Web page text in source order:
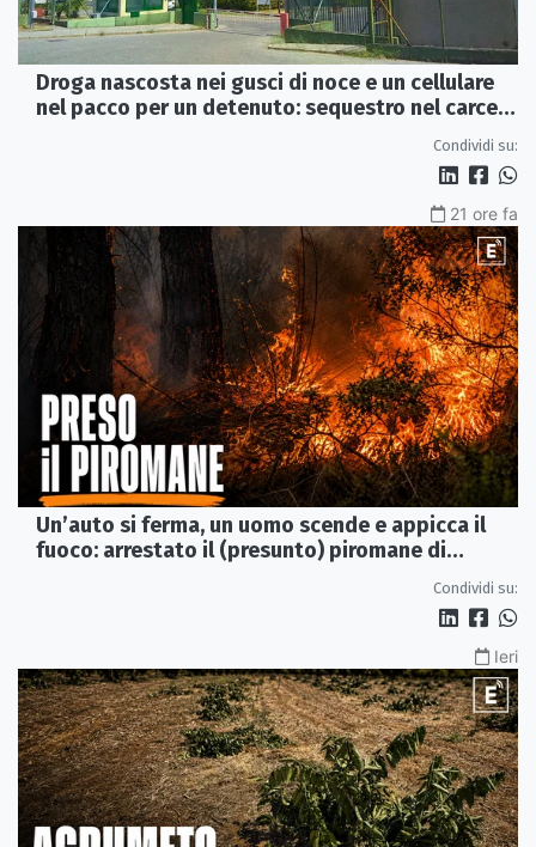
Droga nascosta nei gusci di noce e un cellulare
nel pacco per un detenuto: sequestro nel carcere
Condividi su:
21 ore fa
Un’auto si ferma, un uomo scende e appicca il
fuoco: arrestato il (presunto) piromane di
Condividi su:
Ieri